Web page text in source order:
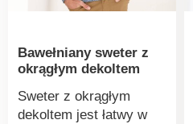
Bawełniany sweter z
okrągłym dekoltem
Sweter z okrągłym
dekoltem jest łatwy w